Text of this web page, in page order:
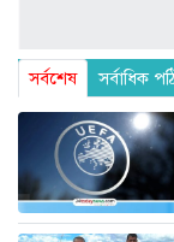
সর্বশেষ সর্বাধিক